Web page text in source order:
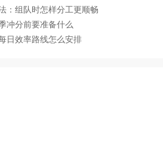
：组队时怎样分工更顺畅
冲分前要准备什么
日效率路线怎么安排